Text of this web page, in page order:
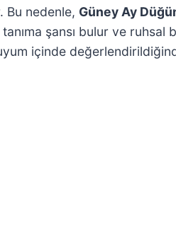
Bu nedenle, Güney Ay
şansı bulur ve
içinde